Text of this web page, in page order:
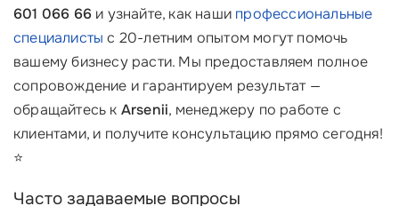
601 066 66 и узнайте, как наши профессиональные
специалисты с 20-летним опытом могут помочь
вашему бизнесу расти. Мы предоставляем полное
сопровождение и гарантируем результат —
обращайтесь к Arsenii, менеджеру по работе с
клиентами, и получите консультацию прямо сегодня!
⭐
Часто задаваемые вопросы